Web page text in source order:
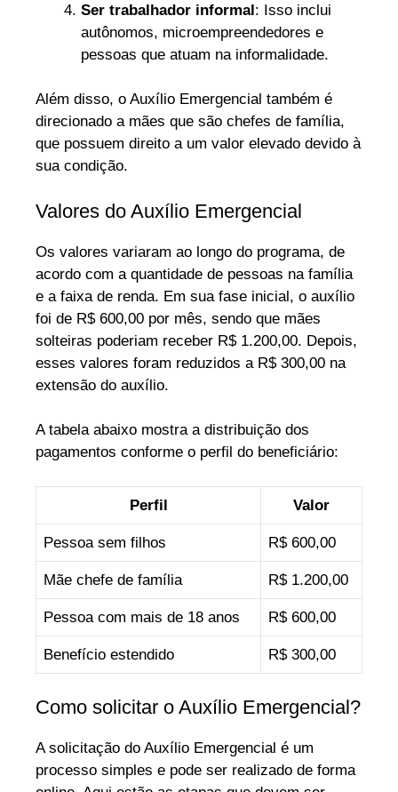
Ser trabalhador informal: Isso inclui
autônomos, microempreendedores e
pessoas que atuam na informalidade.
Além disso, o Auxílio Emergencial também é
direcionado a mães que são chefes de família,
que possuem direito a um valor elevado devido à
sua condição.
Valores do Auxílio Emergencial
Os valores variaram ao longo do programa, de
acordo com a quantidade de pessoas na família
e a faixa de renda. Em sua fase inicial, o auxílio
foi de R$ 600,00 por mês, sendo que mães
solteiras poderiam receber R$ 1.200,00. Depois,
esses valores foram reduzidos a R$ 300,00 na
extensão do auxílio.
A tabela abaixo mostra a distribuição dos
pagamentos conforme o perfil do beneficiário:
Perfil Valor
Pessoa sem filhos R$ 600,00
Mãe chefe de família R$ 1.200,00
Pessoa com mais de 18 anos R$ 600,00
Benefício estendido R$ 300,00
Como solicitar o Auxílio Emergencial?
A solicitação do Auxílio Emergencial é um
processo simples e pode ser realizado de forma